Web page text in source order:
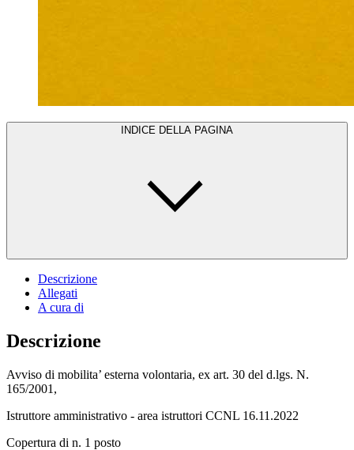
INDICE DELLA PAGINA
Descrizione
Allegati
A cura di
Descrizione
Avviso di mobilita’ esterna volontaria, ex art. 30 del d.lgs. N.
165/2001,
Istruttore amministrativo - area istruttori CCNL 16.11.2022
Copertura di n. 1 posto